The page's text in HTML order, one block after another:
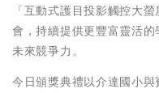
「互動式護目投影觸控大
會，持續提供更豐富靈活
未來競爭力。
今日頒獎典禮以介達國小